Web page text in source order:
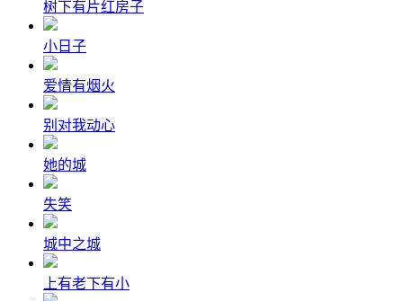
树下有片红房子
小日子
爱情有烟火
别对我动心
她的城
失笑
城中之城
上有老下有小